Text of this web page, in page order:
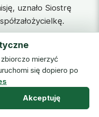
uznało Siostrę
Pawła II do
w Krakowie-
słynącym
i przy relikwiach bł.
mierzyć
się dopiero po
Akceptuję